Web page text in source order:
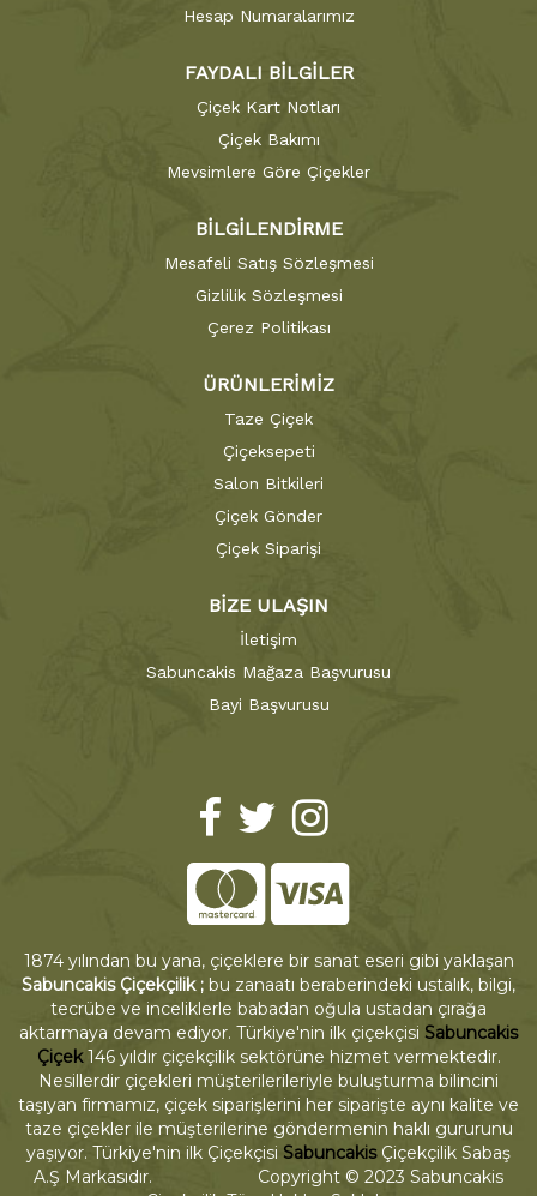
Hesap Numaralarımız
FAYDALI BİLGİLER
Çiçek Kart Notları
Çiçek Bakımı
Mevsimlere Göre Çiçekler
BİLGİLENDİRME
Mesafeli Satış Sözleşmesi
Gizlilik Sözleşmesi
Çerez Politikası
ÜRÜNLERİMİZ
Taze Çiçek
Çiçeksepeti
Salon Bitkileri
Çiçek Gönder
Çiçek Siparişi
BİZE ULAŞIN
İletişim
Sabuncakis Mağaza Başvurusu
Bayi Başvurusu
1874 yılından bu yana, çiçeklere bir sanat eseri gibi yaklaşan
Sabuncakis Çiçekçilik ; bu zanaatı beraberindeki ustalık, bilgi,
tecrübe ve inceliklerle babadan oğula ustadan çırağa
aktarmaya devam ediyor. Türkiye'nin ilk çiçekçisi Sabuncakis
Çiçek146 yıldır çiçekçilik sektörüne hizmet vermektedir.
Nesillerdir çiçekleri müşterilerileriyle buluşturma bilincini
taşıyan firmamız, çiçek siparişlerini her siparişte aynı kalite ve
taze çiçekler ile müşterilerine göndermenin haklı gururunu
yaşıyor. Türkiye'nin ilk Çiçekçisi SabuncakisÇiçekçilik Sabaş
A.Ş Markasıdır. Copyright © 2023 Sabuncakis